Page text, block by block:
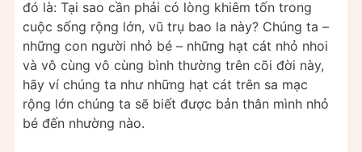
đó là: Tại sao cần phải có lòng khiêm tốn trong
cuộc sống rộng lớn, vũ trụ bao la này? Chúng ta –
những con người nhỏ bé – những hạt cát nhỏ nhoi
và vô cùng vô cùng bình thường trên cõi đời này,
hãy ví chúng ta như những hạt cát trên sa mạc
rộng lớn chúng ta sẽ biết được bản thân mình nhỏ
bé đến nhường nào.